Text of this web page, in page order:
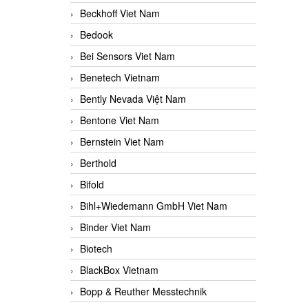
Beckhoff Viet Nam
Bedook
Bei Sensors Viet Nam
Benetech Vietnam
Bently Nevada Việt Nam
Bentone Viet Nam
Bernstein Viet Nam
Berthold
Bifold
Bihl+Wiedemann GmbH Viet Nam
Binder Viet Nam
Biotech
BlackBox Vietnam
Bopp & Reuther Messtechnik